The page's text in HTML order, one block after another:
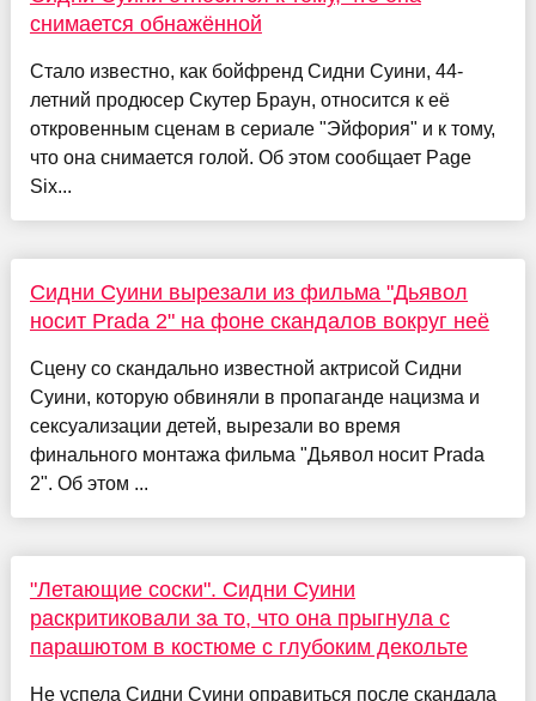
снимается обнажённой
Стало известно, как бойфренд Сидни Суини, 44-
летний продюсер Скутер Браун, относится к её
откровенным сценам в сериале "Эйфория" и к тому,
что она снимается голой. Об этом сообщает Page
Six...
Сидни Суини вырезали из фильма "Дьявол
носит Prada 2" на фоне скандалов вокруг неё
Сцену со скандально известной актрисой Сидни
Суини, которую обвиняли в пропаганде нацизма и
сексуализации детей, вырезали во время
финального монтажа фильма "Дьявол носит Prada
2". Об этом ...
"Летающие соски". Сидни Суини
раскритиковали за то, что она прыгнула с
парашютом в костюме с глубоким декольте
Не успела Сидни Суини оправиться после скандала